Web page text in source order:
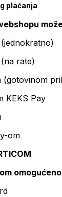
plaćanja
rate)
(gotovinom
KEKS Pay
om